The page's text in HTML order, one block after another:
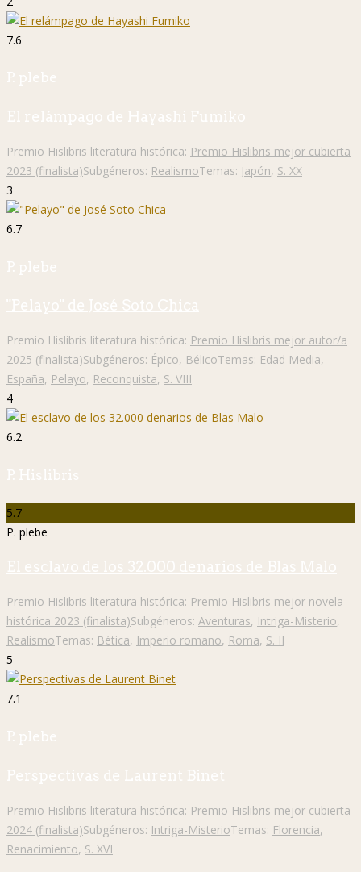
7.6
P. plebe
El relámpago de Hayashi Fumiko
Premio Hislibris literatura histórica: Premio Hislibris mejor cubierta
2023 (finalista)Subgéneros: RealismoTemas: Japón, S. XX
3
6.7
P. plebe
"Pelayo" de José Soto Chica
Premio Hislibris literatura histórica: Premio Hislibris mejor autor/a
2025 (finalista)Subgéneros: Épico, BélicoTemas: Edad Media,
España, Pelayo, Reconquista, S. VIII
4
6.2
P. Hislibris
5.7
P. plebe
El esclavo de los 32.000 denarios de Blas Malo
Premio Hislibris literatura histórica: Premio Hislibris mejor novela
histórica 2023 (finalista)Subgéneros: Aventuras, Intriga-Misterio,
RealismoTemas: Bética, Imperio romano, Roma, S. II
5
7.1
P. plebe
Perspectivas de Laurent Binet
Premio Hislibris literatura histórica: Premio Hislibris mejor cubierta
2024 (finalista)Subgéneros: Intriga-MisterioTemas: Florencia,
Renacimiento, S. XVI